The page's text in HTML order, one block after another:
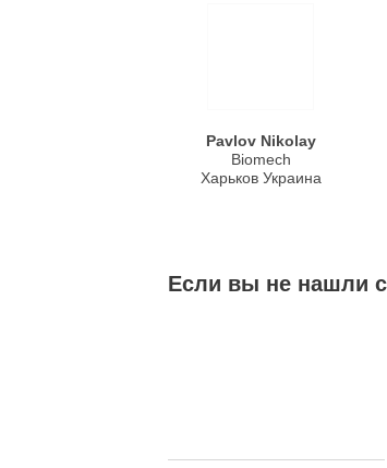
Pavlov Nikolay
Biomech
Харьков Украина
Если вы не нашли